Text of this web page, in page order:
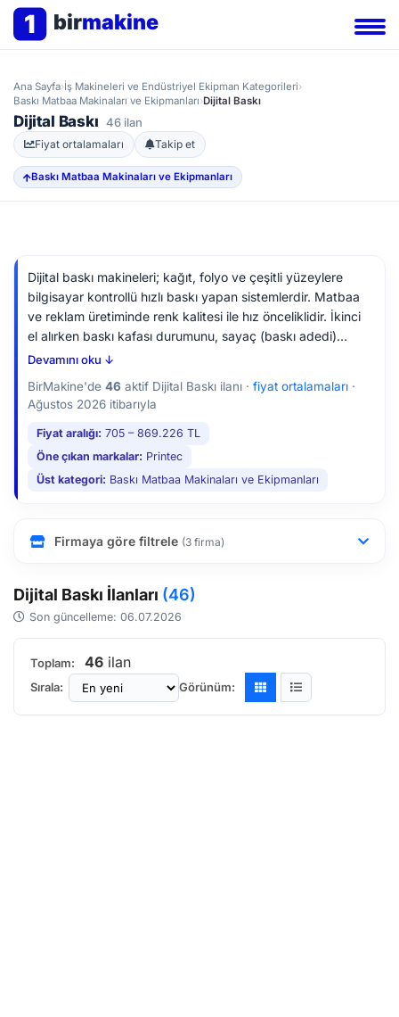
1 birmakine
Ana Sayfa›İş Makineleri ve Endüstriyel Ekipman Kategorileri›
Baskı Matbaa Makinaları ve Ekipmanları›Dijital Baskı
Dijital Baskı 46 ilan
Fiyat ortalamaları Takip et
Baskı Matbaa Makinaları ve Ekipmanları
Dijital baskı makineleri; kağıt, folyo ve çeşitli yüzeylere
bilgisayar kontrollü hızlı baskı yapan sistemlerdir. Matbaa
ve reklam üretiminde renk kalitesi ile hız önceliklidir. İkinci
el alırken baskı kafası durumunu, sayaç (baskı adedi)
değerini, renk kalibrasyonunu ve besleme mekanizmasını
Devamını oku ↓
BirMakine'de 46 aktif Dijital Baskı ilanı · fiyat ortalamaları ·
Ağustos 2026 itibarıyla
Fiyat aralığı: 705 – 869.226 TL
Öne çıkan markalar: Printec
Üst kategori: Baskı Matbaa Makinaları ve Ekipmanları
Firmaya göre filtrele (3 firma)
Dijital Baskı İlanları (46)
Son güncelleme: 06.07.2026
Toplam: 46 ilan
Sırala: Görünüm: